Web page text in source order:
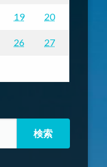
19 20
26 27